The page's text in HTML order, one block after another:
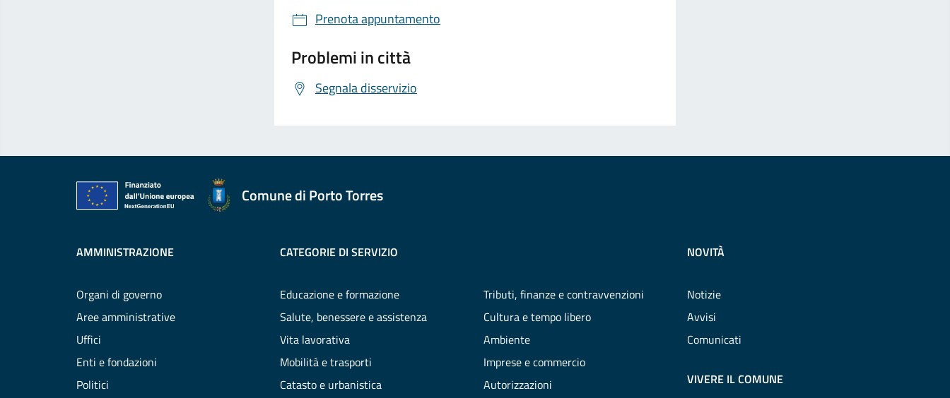
Prenota appuntamento
Problemi in città
Segnala disservizio
Comune di Porto Torres
AMMINISTRAZIONE
Organi di governo
Aree amministrative
Uffici
Enti e fondazioni
Politici
CATEGORIE DI SERVIZIO
Educazione e formazione
Salute, benessere e assistenza
Vita lavorativa
Mobilità e trasporti
Catasto e urbanistica
Tributi, finanze e contravvenzioni
Cultura e tempo libero
Ambiente
Imprese e commercio
Autorizzazioni
NOVITÀ
Notizie
Avvisi
Comunicati
VIVERE IL COMUNE